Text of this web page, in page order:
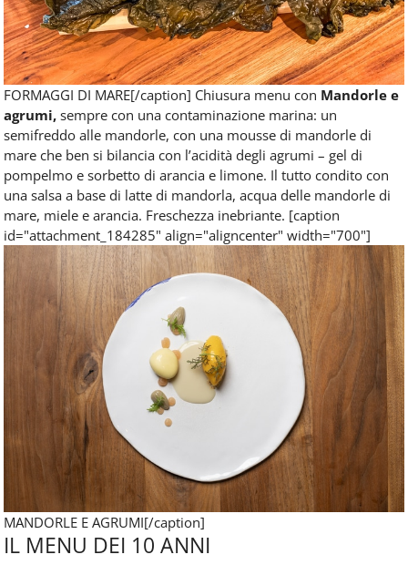
FORMAGGI DI MARE[/caption] Chiusura menu con Mandorle e
agrumi, sempre con una contaminazione marina: un
semifreddo alle mandorle, con una mousse di mandorle di
mare che ben si bilancia con l’acidità degli agrumi – gel di
pompelmo e sorbetto di arancia e limone. Il tutto condito con
una salsa a base di latte di mandorla, acqua delle mandorle di
mare, miele e arancia. Freschezza inebriante. [caption
id="attachment_184285" align="aligncenter" width="700"]
MANDORLE E AGRUMI[/caption]
IL MENU DEI 10 ANNI